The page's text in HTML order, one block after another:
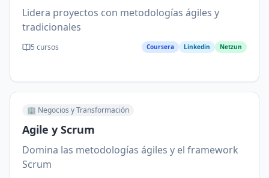
Lidera proyectos con metodologías ágiles y
tradicionales
5 cursos Coursera Linkedin Netzun
🏢 Negocios y Transformación
Agile y Scrum
Domina las metodologías ágiles y el framework
Scrum